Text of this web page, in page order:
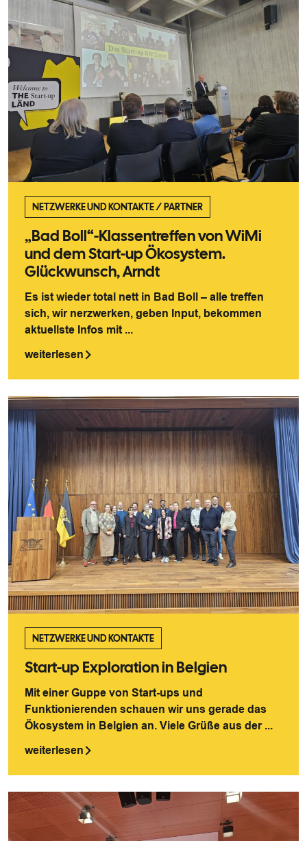
NETZWERKE UND KONTAKTE/PARTNER
„Bad Boll“-Klassentreffen von WiMi
und dem Start-up Ökosystem.
Glückwunsch, Arndt
Es ist wieder total nett in Bad Boll – alle treffen
sich, wir nerzwerken, geben Input, bekommen
aktuellste Infos mit ...
weiterlesen
NETZWERKE UND KONTAKTE
Start-up Exploration in Belgien
Mit einer Guppe von Start-ups und
Funktionierenden schauen wir uns gerade das
Ökosystem in Belgien an. Viele Grüße aus der ...
weiterlesen